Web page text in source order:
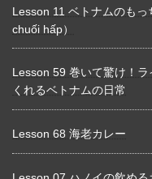
Lesson 11 ベトナムのも
chuối hấp）
Lesson 59 巻いて驚け！
くれるベトナムの日常
Lesson 68 海老カレー